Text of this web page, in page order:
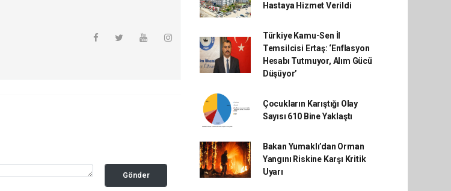
Gönder
Hastaya Hizmet Verildi
Türkiye Kamu-Sen İl
Temsilcisi Ertaş: ‘Enflasyon
Hesabı Tutmuyor, Alım Gücü
Düşüyor’
Çocukların Karıştığı Olay
Sayısı 610 Bine Yaklaştı
Bakan Yumaklı’dan Orman
Yangını Riskine Karşı Kritik
Uyarı